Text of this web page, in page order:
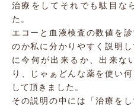
治療をしてそれでも駄目な
た。
エコーと血液検査の数値を
のか私に分かりやすく説明
に今何が出来るか、出来な
り、じゃぁどんな薬を使い
して頂きました。
その説明の中には「治療を